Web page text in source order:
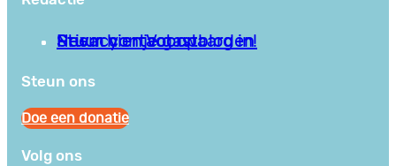
Privacy en Voorwaarden
Stuur hier je gastblog in!
Neem contact op
Steun ons
Doe een donatie
Volg ons